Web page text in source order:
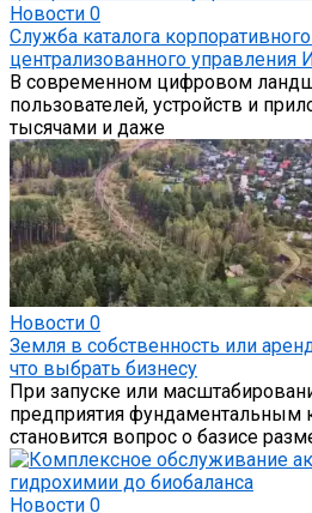
Новости 0
Служба каталога
централизованного управления
В современном цифровом
пользователей, устройств и
тысячами и даже
Новости 0
Земля в собственность или
что выбрать бизнесу
При запуске или
предприятия фундаментальным
становится вопрос о базисе
Новости 0